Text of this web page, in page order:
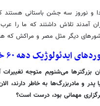
و نوروز سه جشن باستانی هستند
آمدند تلاش داشتند که ما را
دیگر مثل مصر و مراکش که
ایدئولوژیک دهه ۶۰ خیلی تلخ تمام شد
بزرگترها می‌شنویم متوجه
و مادربزرگ‌ها به خاطر دارند،
مهمانی بود، درست است؟